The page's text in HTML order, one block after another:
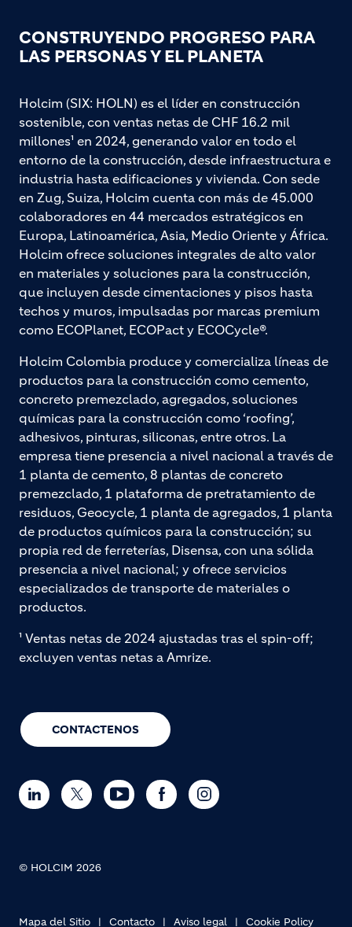
CONSTRUYENDO PROGRESO PARA
LAS PERSONAS Y EL PLANETA
CONTACTENOS
Holcim (SIX: HOLN) es el líder en construcción
sostenible, con ventas netas de CHF 16.2 mil
millones¹ en 2024, generando valor en todo el
entorno de la construcción, desde infraestructura e
industria hasta edificaciones y vivienda. Con sede
en Zug, Suiza, Holcim cuenta con más de 45.000
colaboradores en 44 mercados estratégicos en
Europa, Latinoamérica, Asia, Medio Oriente y África.
Holcim ofrece soluciones integrales de alto valor
en materiales y soluciones para la construcción,
que incluyen desde cimentaciones y pisos hasta
techos y muros, impulsadas por marcas premium
como ECOPlanet, ECOPact y ECOCycle®.
Holcim Colombia produce y comercializa líneas de
productos para la construcción como cemento,
concreto premezclado, agregados, soluciones
químicas para la construcción como ‘roofing’,
adhesivos, pinturas, siliconas, entre otros. La
empresa tiene presencia a nivel nacional a través de
1 planta de cemento, 8 plantas de concreto
premezclado, 1 plataforma de pretratamiento de
residuos, Geocycle, 1 planta de agregados, 1 planta
de productos químicos para la construcción; su
propia red de ferreterías, Disensa, con una sólida
presencia a nivel nacional; y ofrece servicios
especializados de transporte de materiales o
productos.
¹ Ventas netas de 2024 ajustadas tras el spin-off;
excluyen ventas netas a Amrize.
© HOLCIM 2026
Mapa del Sitio Contacto Aviso legal Cookie Policy